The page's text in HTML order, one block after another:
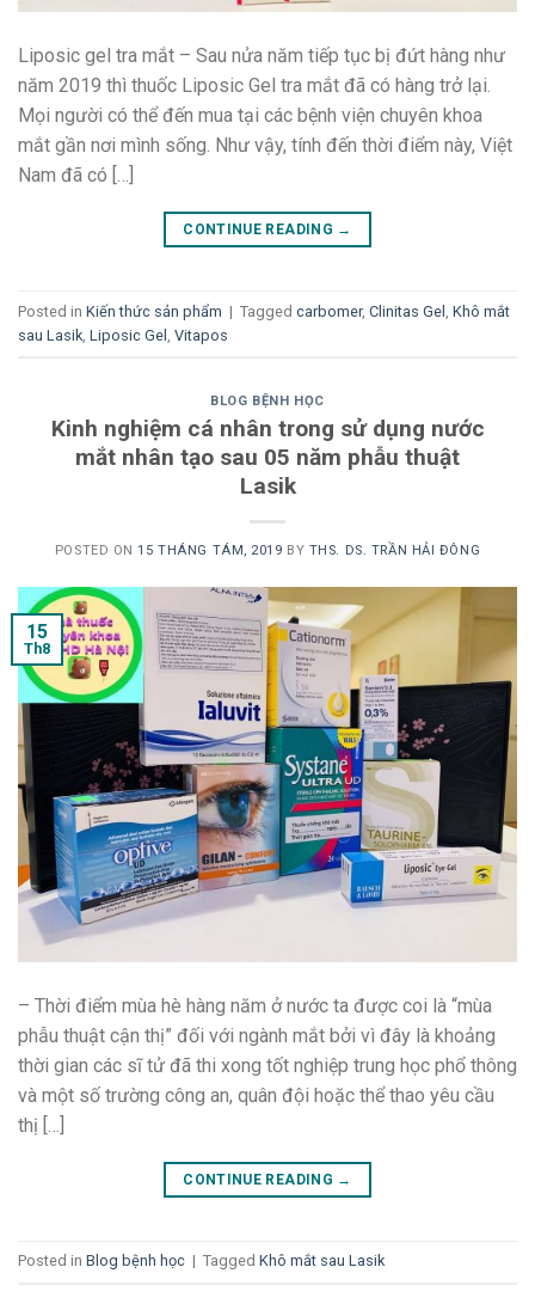
Liposic gel tra mắt – Sau nửa năm tiếp tục bị đứt hàng như
năm 2019 thì thuốc Liposic Gel tra mắt đã có hàng trở lại.
Mọi người có thể đến mua tại các bệnh viện chuyên khoa
mắt gần nơi mình sống. Như vậy, tính đến thời điểm này, Việt
Nam đã có […]
CONTINUE READING →
Posted in Kiến thức sản phẩm | Tagged carbomer, Clinitas Gel Khô mắt
sau Lasik Liposic Gel Vitapos
BLOG BỆNH HỌC
Kinh nghiệm cá nhân trong sử dụng nước
mắt nhân tạo sau 05 năm phẫu thuật
Lasik
POSTED ON15 THÁNG TÁM, 2019 BY THS. DS. TRẦN HẢI ĐÔNG
15
Th8
– Thời điểm mùa hè hàng năm ở nước ta được coi là “mùa
phẫu thuật cận thị” đối với ngành mắt bởi vì đây là khoảng
thời gian các sĩ tử đã thi xong tốt nghiệp trung học phổ thông
và một số trường công an, quân đội hoặc thể thao yêu cầu
thị […]
CONTINUE READING →
Posted in Blog bệnh học | Tagged Khô mắt sau Lasik